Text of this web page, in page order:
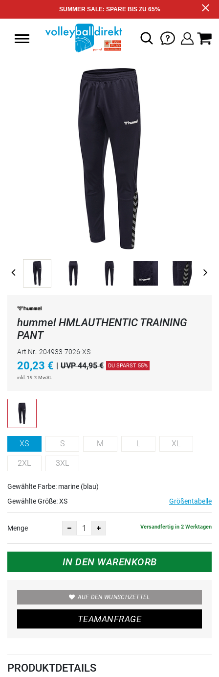
SUMMER SALE: SPARE BIS ZU 65%
hummel HMLAUTHENTIC TRAINING
PANT
Art.Nr.: 204933-7026-XS
20,23 € | UVP 44,95 € DU SPARST 55%
inkl. 19 % MwSt.
XS S M L XL
2XL 3XL
Gewählte Farbe: marine (blau)
Gewählte Größe:XS Größentabelle
Menge Versandfertig in 2 Werktagen
IN DEN WARENKORB
AUF DEN WUNSCHZETTEL
TEAMANFRAGE
PRODUKTDETAILS